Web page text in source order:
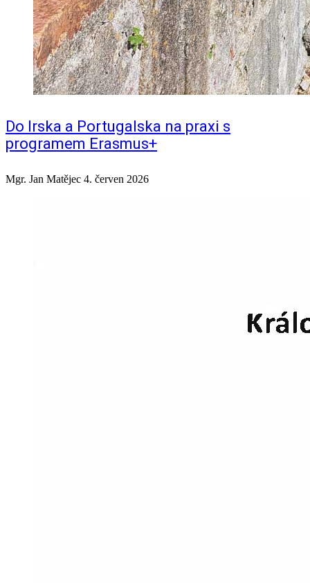
Do Irska a Portugalska na praxi s
programem Erasmus+
Mgr. Jan Matějec 4. červen 2026